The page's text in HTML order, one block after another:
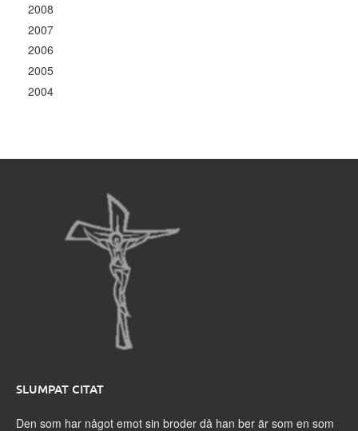
2008
2007
2006
2005
2004
SLUMPAT CITAT
Den som har något emot sin broder då han ber är som en som